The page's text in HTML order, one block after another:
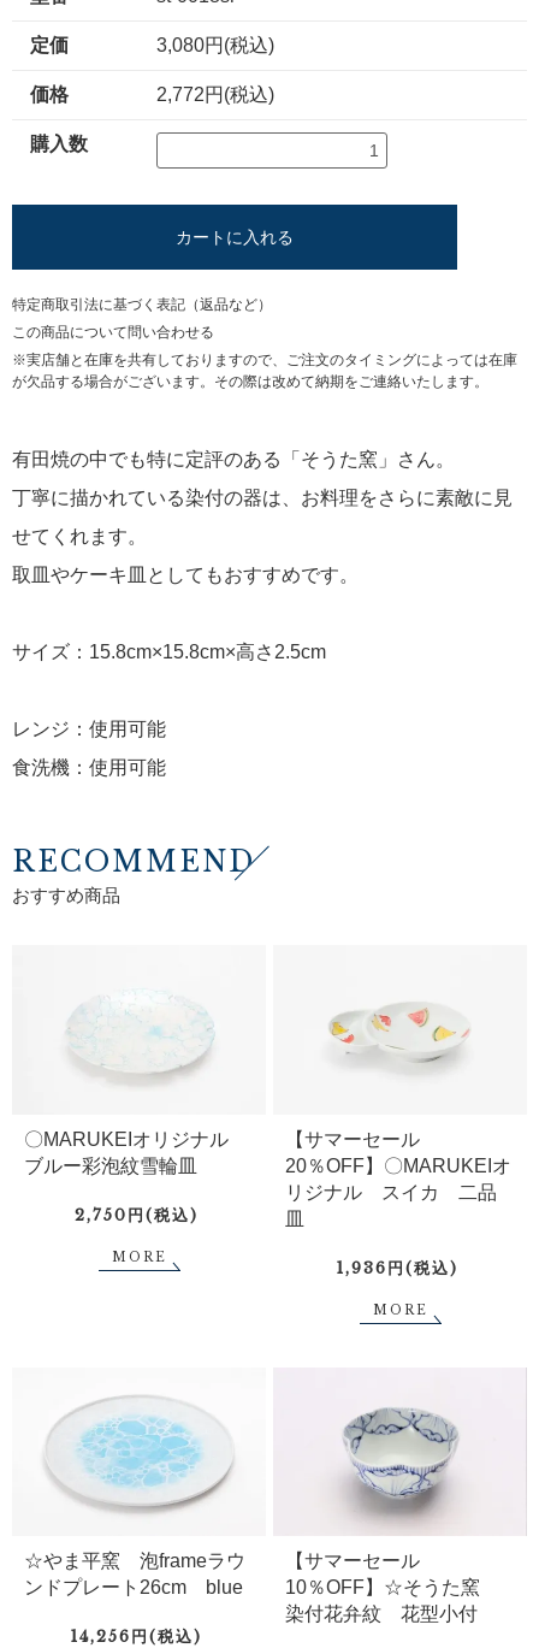
定価 3,080円(税込)
価格 2,772円(税込)
購入数
カートに入れる
特定商取引法に基づく表記（返品など）
この商品について問い合わせる
※実店舗と在庫を共有しておりますので、ご注文のタイミングによっては在庫
が欠品する場合がございます。その際は改めて納期をご連絡いたします。
有田焼の中でも特に定評のある「そうた窯」さん。
丁寧に描かれている染付の器は、お料理をさらに素敵に見
せてくれます。
取皿やケーキ皿としてもおすすめです。
サイズ：15.8cm×15.8cm×高さ2.5cm
レンジ：使用可能
食洗機：使用可能
RECOMMEND
おすすめ商品
〇MARUKEIオリジナル
ブルー彩泡紋雪輪皿
2,750円(税込)
MORE
【サマーセール
20％OFF】〇MARUKEIオ
リジナル スイカ 二品
皿
1,936円(税込)
MORE
☆やま平窯 泡frameラウ
ンドプレート26cm blue
14,256円(税込)
【サマーセール
10％OFF】☆そうた窯
染付花弁紋 花型小付